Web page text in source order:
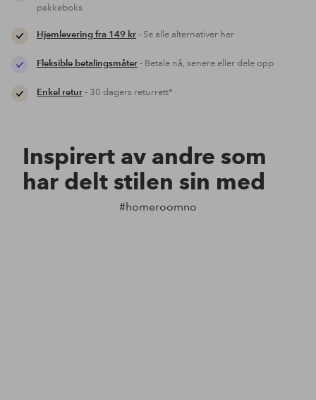
pakkeboks
Hjemlevering fra 149 kr- Se alle alternativer her
Fleksible betalingsmåter- Betale nå, senere eller dele opp
Enkel retur- 30 dagers returrett*
Inspirert av andre som
har delt stilen sin med
#homeroomno